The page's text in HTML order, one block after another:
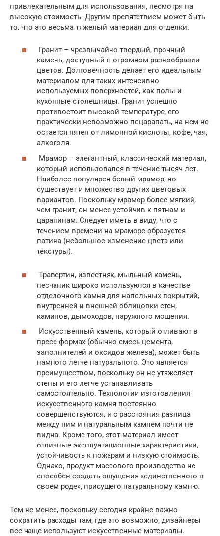
привлекательным для использования, несмотря на
высокую стоимость. Другим препятствием может быть
то, что это весьма тяжелый материал для отделки.
Гранит – чрезвычайно твердый, прочный
камень, доступный в огромном разнообразии
цветов. Долговечность делает его идеальным
материалом для таких интенсивно
используемых поверхностей, как полы и
кухонные столешницы. Гранит успешно
противостоит высокой температуре, его
практически невозможно поцарапать, на нем не
остается пятен от лимонной кислоты, кофе, чая,
алкоголя.
Мрамор – элегантный, классический материал,
который использовался в течение тысяч лет.
Наиболее популярен белый мрамор, но
существует и множество других цветовых
вариантов. Поскольку мрамор более мягкий,
чем гранит, он менее устойчив к пятнам и
царапинам. Следует иметь в виду, что с
течением времени на мраморе образуется
патина (небольшое изменение цвета или
текстуры).
Травертин, известняк, мыльный камень,
песчаник широко используются в качестве
отделочного камня для напольных покрытий,
внутренней и внешней облицовки стен,
каминов, дымоходов, наружного мощения.
Искусственный камень, который отливают в
пресс-формах (обычно смесь цемента,
заполнителей и оксидов железа), может быть
намного легче натурального. Это является
преимуществом, поскольку он не утяжеляет
стены и его легче устанавливать
самостоятельно. Технологии изготовления
искусственного камня постоянно
совершенствуются, и с расстояния разница
между ним и натуральным камнем почти не
видна. Кроме того, этот материал имеет
отличные эксплуатационные характеристики,
устойчивость к пожарам и низкую стоимость.
Однако, продукт массового производства не
способен создать ощущения «единственного в
своем роде», присущего натуральному камню.
Тем не менее, поскольку сегодня крайне важно
сократить расходы там, где это возможно, дизайнеры
все чаще используют искусственные материалы.